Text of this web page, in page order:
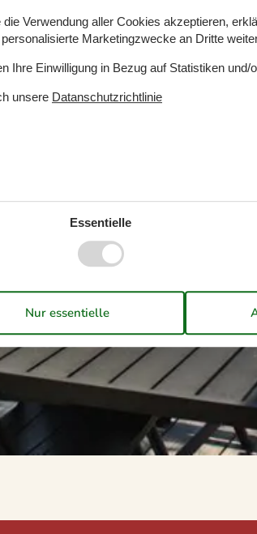
die Verwendung aller Cookies akzeptieren,
Marketingzwecke an Dritte
Ihre Einwilligung in Bezug auf Statistiken
unsere Datanschutzrichtlinie
Essentielle